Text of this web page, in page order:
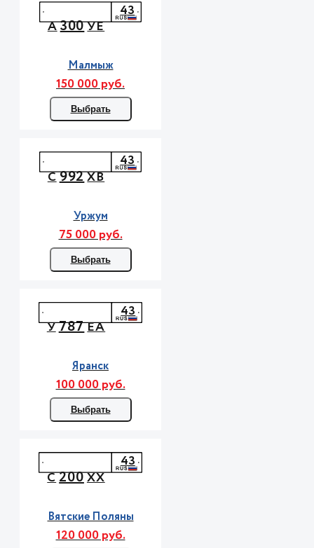
А300УЕ
43
Малмыж
150 000 руб.
Выбрать
С992ХВ
43
Уржум
75 000 руб.
Выбрать
У787ЕА
43
Яранск
100 000 руб.
Выбрать
С200ХХ
43
Вятские Поляны
120 000 руб.